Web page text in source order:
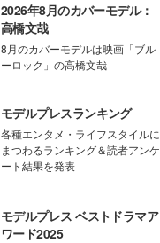
2026年8月のカバーモデル：
高橋文哉
8月のカバーモデルは映画「ブル
ーロック」の高橋文哉
モデルプレスランキング
各種エンタメ・ライフスタイルに
まつわるランキング＆読者アンケ
ート結果を発表
モデルプレス ベストドラマア
ワード2025